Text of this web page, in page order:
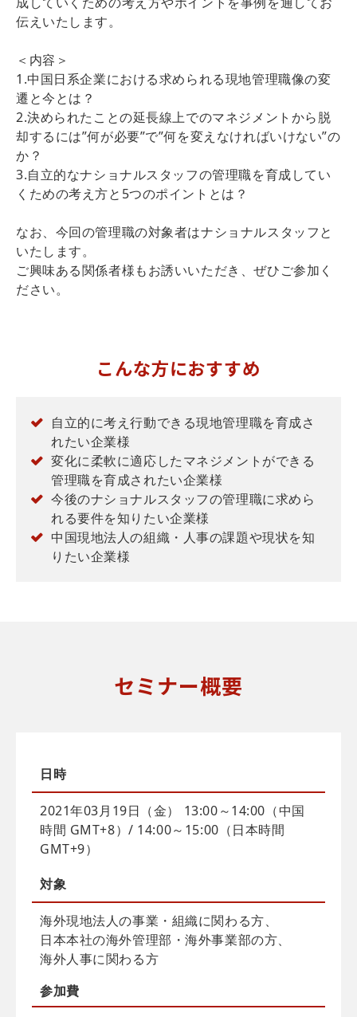
伝えいたします。
＜内容＞
1.中国日系企業における求められる現地管理職像の変
遷と今とは？
2.決められたことの延長線上でのマネジメントから脱
却するには”何が必要”で”何を変えなければいけない”の
か？
3.自立的なナショナルスタッフの管理職を育成してい
くための考え方と5つのポイントとは？
なお、今回の管理職の対象者はナショナルスタッフと
いたします。
ご興味ある関係者様もお誘いいただき、ぜひご参加く
ださい。
こんな方におすすめ
自立的に考え行動できる現地管理職を育成さ
れたい企業様
変化に柔軟に適応したマネジメントができる
管理職を育成されたい企業様
今後のナショナルスタッフの管理職に求めら
れる要件を知りたい企業様
中国現地法人の組織・人事の課題や現状を知
りたい企業様
セミナー概要
日時
2021年03月19日（金） 13:00～14:00（中国
時間 GMT+8）/ 14:00～15:00（日本時間
GMT+9）
対象
海外現地法人の事業・組織に関わる方、
日本本社の海外管理部・海外事業部の方、
海外人事に関わる方
参加費